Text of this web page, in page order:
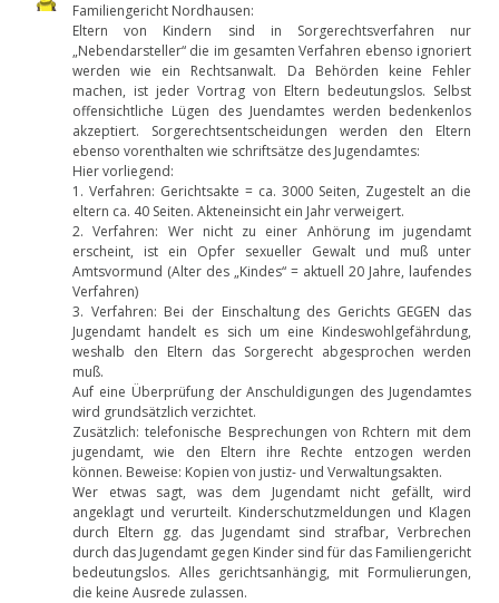
Familiengericht Nordhausen:
Eltern von Kindern sind in Sorgerechtsverfahren nur
„Nebendarsteller“ die im gesamten Verfahren ebenso ignoriert
werden wie ein Rechtsanwalt. Da Behörden keine Fehler
machen, ist jeder Vortrag von Eltern bedeutungslos. Selbst
offensichtliche Lügen des Juendamtes werden bedenkenlos
akzeptiert. Sorgerechtsentscheidungen werden den Eltern
ebenso vorenthalten wie schriftsätze des Jugendamtes:
Hier vorliegend:
1. Verfahren: Gerichtsakte = ca. 3000 Seiten, Zugestelt an die
eltern ca. 40 Seiten. Akteneinsicht ein Jahr verweigert.
2. Verfahren: Wer nicht zu einer Anhörung im jugendamt
erscheint, ist ein Opfer sexueller Gewalt und muß unter
Amtsvormund (Alter des „Kindes“ = aktuell 20 Jahre, laufendes
Verfahren)
3. Verfahren: Bei der Einschaltung des Gerichts GEGEN das
Jugendamt handelt es sich um eine Kindeswohlgefährdung,
weshalb den Eltern das Sorgerecht abgesprochen werden
muß.
Auf eine Überprüfung der Anschuldigungen des Jugendamtes
wird grundsätzlich verzichtet.
Zusätzlich: telefonische Besprechungen von Rchtern mit dem
jugendamt, wie den Eltern ihre Rechte entzogen werden
können. Beweise: Kopien von justiz- und Verwaltungsakten.
Wer etwas sagt, was dem Jugendamt nicht gefällt, wird
angeklagt und verurteilt. Kinderschutzmeldungen und Klagen
durch Eltern gg. das Jugendamt sind strafbar, Verbrechen
durch das Jugendamt gegen Kinder sind für das Familiengericht
bedeutungslos. Alles gerichtsanhängig, mit Formulierungen,
die keine Ausrede zulassen.